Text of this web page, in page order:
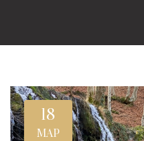
18
МАР